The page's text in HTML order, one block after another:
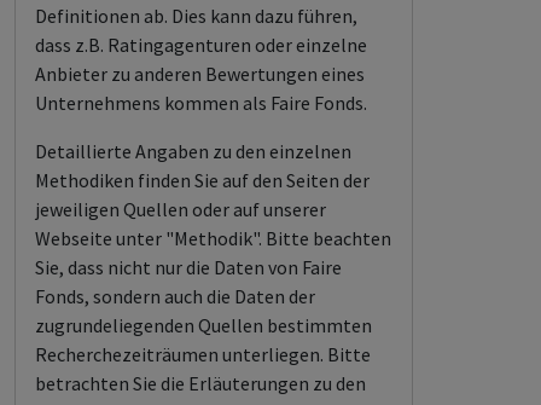
Definitionen ab. Dies kann dazu führen,
dass z.B. Ratingagenturen oder einzelne
Anbieter zu anderen Bewertungen eines
Unternehmens kommen als Faire Fonds.
Detaillierte Angaben zu den einzelnen
Methodiken finden Sie auf den Seiten der
jeweiligen Quellen oder auf unserer
Webseite unter "Methodik". Bitte beachten
Sie, dass nicht nur die Daten von Faire
Fonds, sondern auch die Daten der
zugrundeliegenden Quellen bestimmten
Recherchezeiträumen unterliegen. Bitte
betrachten Sie die Erläuterungen zu den